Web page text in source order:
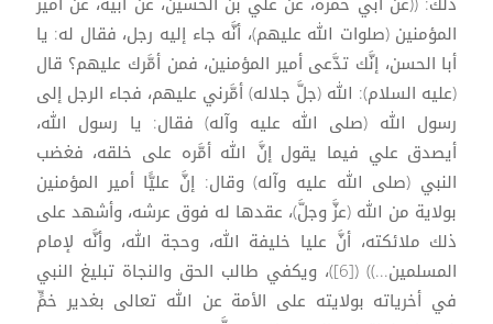
المؤمنين (صلوات الله عليهم)، أنَّه جاء إليه رجل، فقال له: يا
أبا الحسن، إنَّك تدَّعى أمير المؤمنين، فمن أمَّرك عليهم؟ قال
(عليه السلام): الله (جلَّ جلاله) أمَّرني عليهم، فجاء الرجل إلى
رسول الله (صلى الله عليه وآله) فقال: يا رسول الله،
أيصدق علي فيما يقول إنَّ الله أمَّره على خلقه، فغضب
النبي (صلى الله عليه وآله) وقال: إنَّ عليًّا أمير المؤمنين
بولاية من الله (عزَّ وجلَّ)، عقدها له فوق عرشه، وأشهد على
ذلك ملائكته، أنَّ عليا خليفة الله، وحجة الله، وأنَّه لإمام
المسلمين...)) ([6])، ويكفي طالب الحق والنجاة تبليغ النبي
في أخرياته بولايته على الأمة عن الله تعالى بغدير خمٍّ